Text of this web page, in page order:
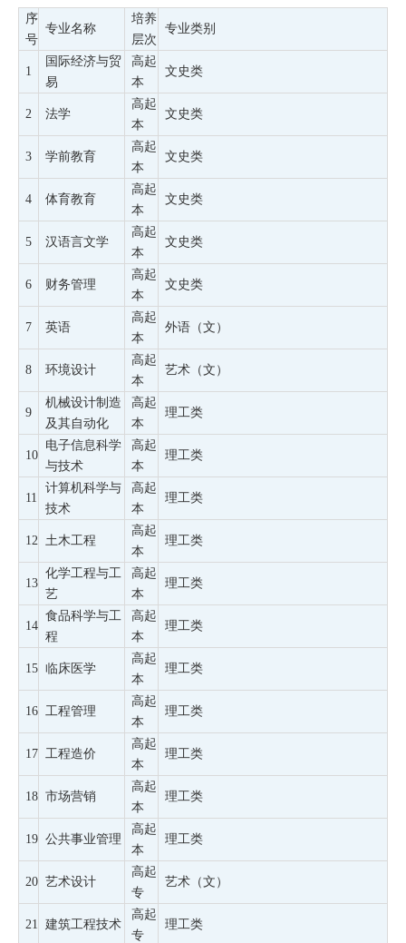
序
号
专业名称
培养
层次
专业类别
1
国际经济与贸
易
高起
本
文史类
2 法学
高起
本
文史类
3 学前教育
高起
本
文史类
4 体育教育
高起
本
文史类
5 汉语言文学
高起
本
文史类
6 财务管理
高起
本
文史类
7 英语
高起
本
外语（文）
8 环境设计
高起
本
艺术（文）
9
机械设计制造
及其自动化
高起
本
理工类
10
电子信息科学
与技术
高起
本
理工类
11
计算机科学与
技术
高起
本
理工类
12 土木工程
高起
本
理工类
13
化学工程与工
艺
高起
本
理工类
14
食品科学与工
程
高起
本
理工类
15 临床医学
高起
本
理工类
16 工程管理
高起
本
理工类
17 工程造价
高起
本
理工类
18 市场营销
高起
本
理工类
19 公共事业管理
高起
本
理工类
20 艺术设计
高起
专
艺术（文）
21 建筑工程技术
高起
专
理工类